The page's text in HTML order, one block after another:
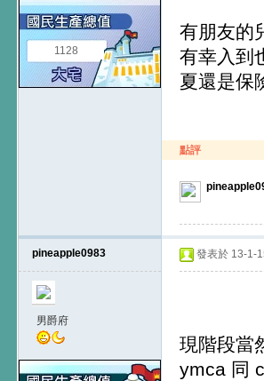
1128
有朋友的
有幸入到
夏還是保
點評
pineapple0983
男爵府
發表於 13-1-
現階段當
ymca 同